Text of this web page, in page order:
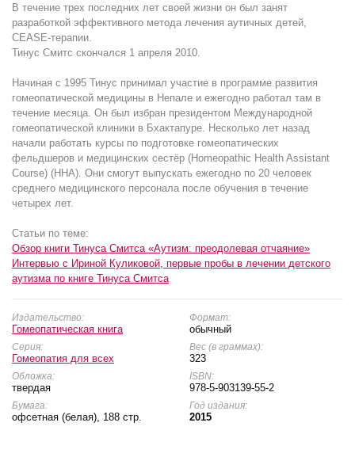
В течение трех последних лет своей жизни он был занят
разработкой эффективного метода лечения аутичных детей,
CEASE-терапии.
Тинус Смитс скончался 1 апреля 2010.
Начиная с 1995 Тинус принимал участие в программе развития
гомеопатической медицины в Непале и ежегодно работал там в
течение месяца. Он был избран президентом Международной
гомеопатической клиники в Бхактапуре. Несколько лет назад
начали работать курсы по подготовке гомеопатических
фельдшеров и медицинских сестёр (Homeopathic Health Assistant
Course) (HHA). Они смогут выпускать ежегодно по 20 человек
среднего медицинского персонала после обучения в течение
четырех лет.
Статьи по теме:
Обзор книги Тинуса Смитса «Аутизм: преодолевая отчаяние»
Интервью с Ириной Куликовой, первые пробы в лечении детского
аутизма по книге Тинуса Смитса
Издательство:
Гомеопатическая книга
Серия:
Гомеопатия для всех
Обложка:
твердая
Бумага:
офсетная (белая), 188 стр.
Формат:
обычный
Вес (в граммах):
323
ISBN:
978-5-903139-55-2
Год издания:
2015